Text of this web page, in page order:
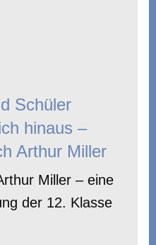
Schüler
hinaus –
Arthur Miller
Miller – eine
der 12. Klasse